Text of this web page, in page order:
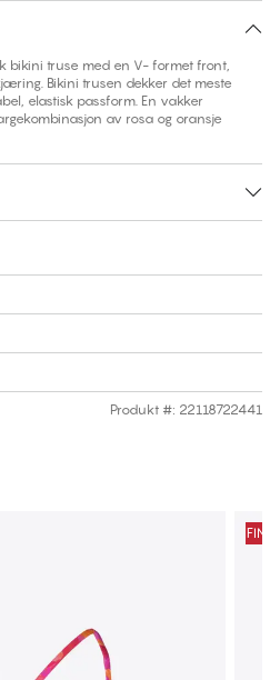
bikini truse med en V- formet front,
Bikini trusen dekker det meste
elastisk passform. En vakker
av rosa og oransje
Produkt #: 22118722441